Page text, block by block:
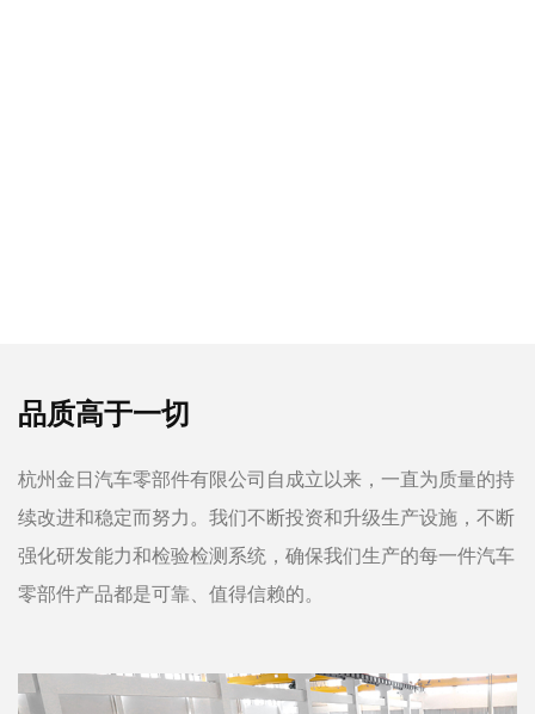
品质高于一切
杭州金日汽车零部件有限公司自成立以来，一直为质量的持
续改进和稳定而努力。我们不断投资和升级生产设施，不断
强化研发能力和检验检测系统，确保我们生产的每一件汽车
零部件产品都是可靠、值得信赖的。